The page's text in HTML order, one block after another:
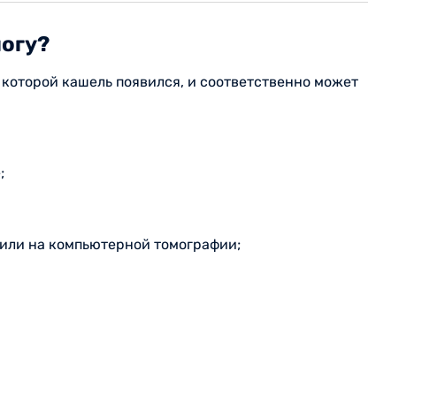
кашель появился, и соответственно может
на компьютерной томографии;